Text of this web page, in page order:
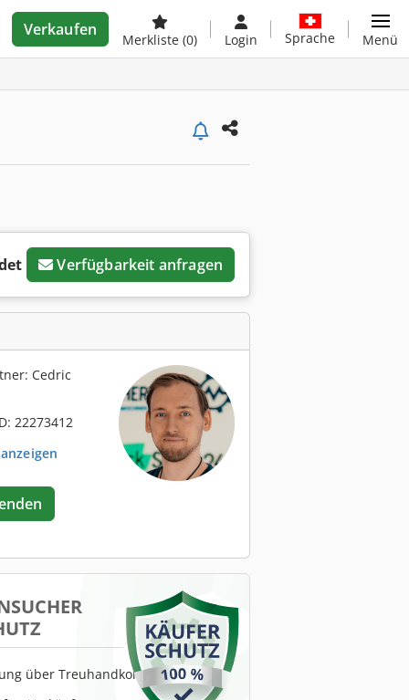
Verkaufen
Merkliste (0) Login Sprache Menü
Verfügbarkeit anfragen
Cedric
22273412
über Treuhandkonto